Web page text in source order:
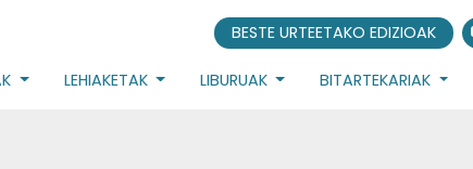
BESTE URTEETAKO EDIZIOAK
LEHIAKETAK LIBURUAK BITARTEKARIAK